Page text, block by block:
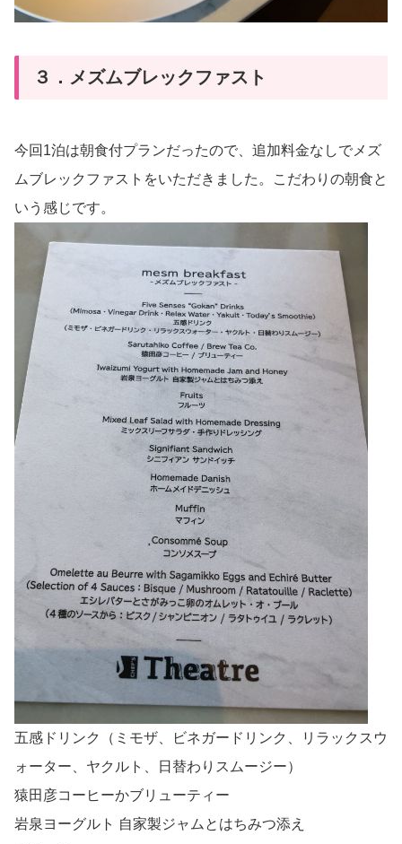
３．メズムブレックファスト
今回1泊は朝食付プランだったので、追加料金なしでメズ
ムブレックファストをいただきました。こだわりの朝食と
いう感じです。
五感ドリンク（ミモザ、ビネガードリンク、リラックスウ
ォーター、ヤクルト、日替わりスムージー）
猿田彦コーヒーかブリューティー
岩泉ヨーグルト 自家製ジャムとはちみつ添え